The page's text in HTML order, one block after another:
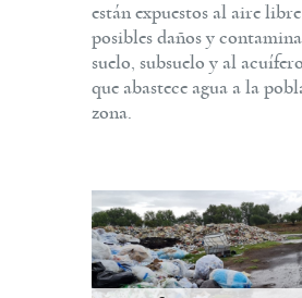
están expuestos al aire
posibles daños y
suelo, subsuelo y al
que abastece agua a la
zona.